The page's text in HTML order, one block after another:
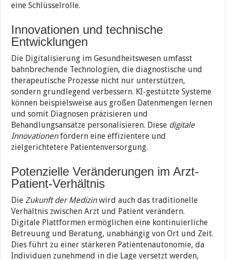
eine Schlüsselrolle.
Innovationen und technische
Entwicklungen
Die Digitalisierung im Gesundheitswesen umfasst
bahnbrechende Technologien, die diagnostische und
therapeutische Prozesse nicht nur unterstützen,
sondern grundlegend verbessern. KI-gestützte Systeme
können beispielsweise aus großen Datenmengen lernen
und somit Diagnosen präzisieren und
Behandlungsansätze personalisieren. Diese digitale
Innovationenfördern eine effizientere und
zielgerichtetere Patientenversorgung.
Potenzielle Veränderungen im Arzt-
Patient-Verhältnis
DieZukunft der Medizinwird auch das traditionelle
Verhältnis zwischen Arzt und Patient verändern.
Digitale Plattformen ermöglichen eine kontinuierliche
Betreuung und Beratung, unabhängig von Ort und Zeit.
Dies führt zu einer stärkeren Patientenautonomie, da
Individuen zunehmend in die Lage versetzt werden,